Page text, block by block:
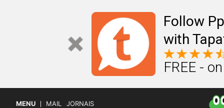
Follow
with
FREE -
MENU MAIL JORNAIS